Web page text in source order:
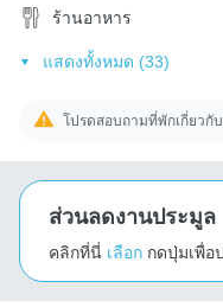
ร้านอาหาร
แสดงทั้งหมด (33)
โปรดสอบถามที่พักเกี่ยวกั
ส่วนลดงานประมูล
คลิกที่นี่ เลือก กดปุ่มเพื่อ